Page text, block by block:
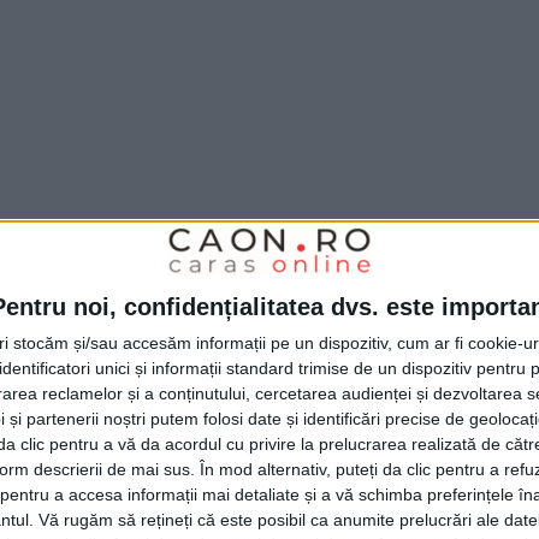
noi, confidențialitatea dvs. este
stocăm și/sau accesăm informații pe un dispozitiv, cum ar fi cookie-
unici și informații standard trimise de un dispozitiv pentru
reclamelor și a conținutului, cercetarea audienței și dezvoltarea
și partenerii noștri putem folosi date și identificări precise de
clic pentru a vă da acordul cu privire la prelucrarea realizată de
descrierii de mai sus. În mod alternativ, puteți da clic pentru a
a accesa informații mai detaliate și a vă schimba preferințele
Vă rugăm să rețineți că este posibil ca anumite prelucrări ale
evacuarea apei, la această oră pompierii
cărășene,respectiv laRemetea Pogănici,
laCaransebeș,unde au fost inundate
de pe străzileTeiuș, Calea Severinului,
laDezești se intervine cu o motopompă
iar laOțelu Roșuse acționează cu
apei la imobilele din zona ștrandului.